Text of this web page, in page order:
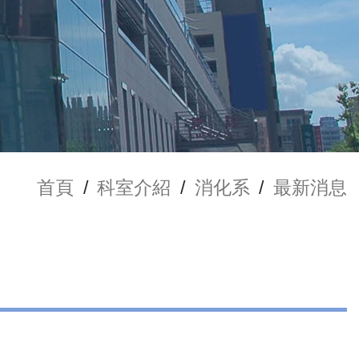
首頁 / 科室介紹 / 消化系 / 最新消息